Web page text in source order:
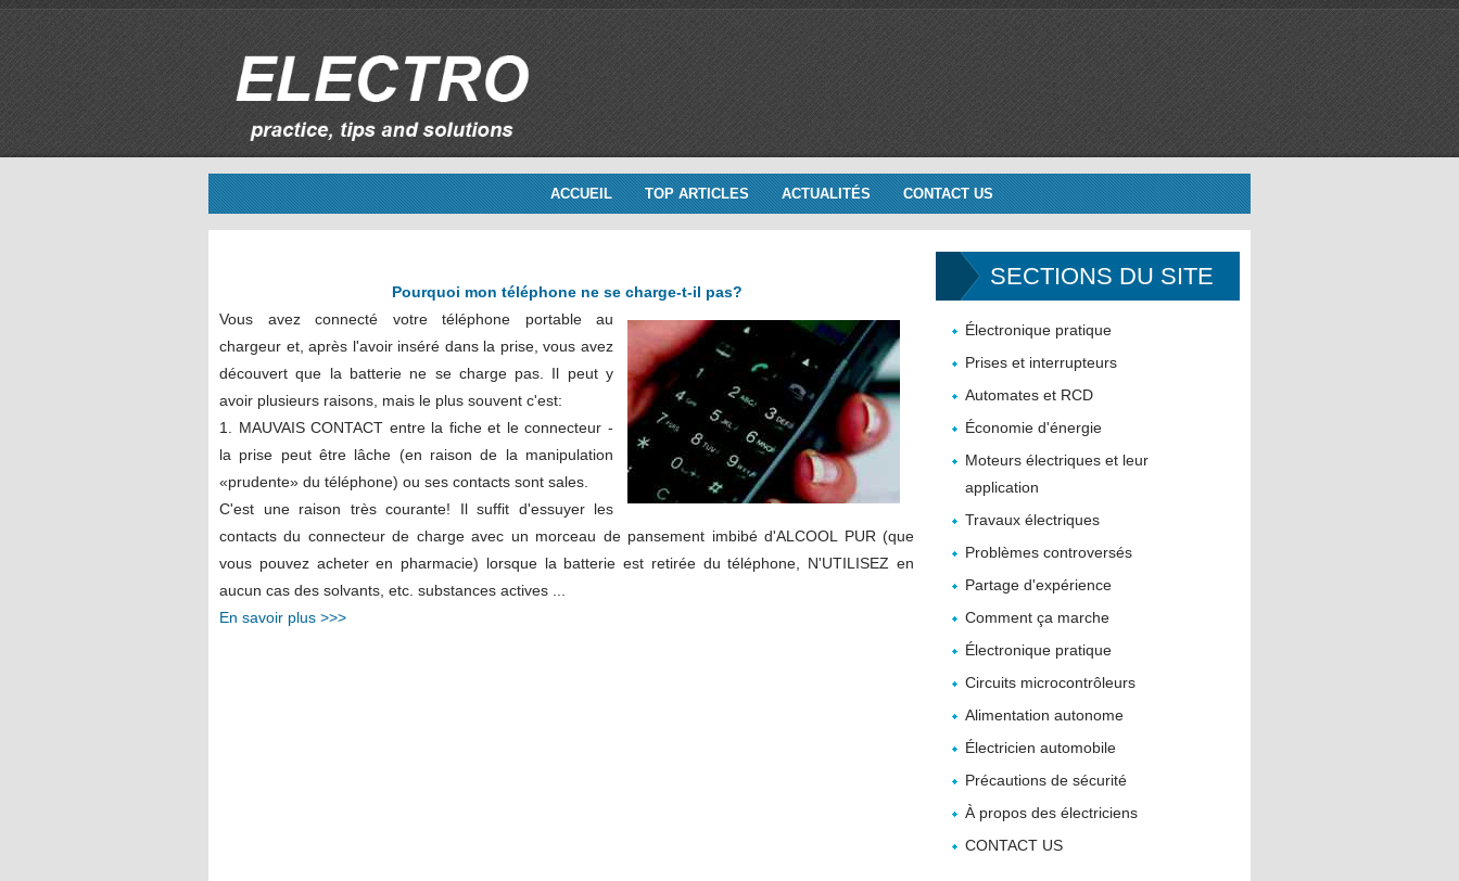
ACCUEIL TOP ARTICLES ACTUALITÉS CONTACT US
Pourquoi mon téléphone ne se charge-t-il pas?
Vous avez connecté votre téléphone portable au
chargeur et, après l'avoir inséré dans la prise, vous avez
découvert que la batterie ne se charge pas. Il peut y
avoir plusieurs raisons, mais le plus souvent c'est:
1. MAUVAIS CONTACT entre la fiche et le connecteur -
la prise peut être lâche (en raison de la manipulation
«prudente» du téléphone) ou ses contacts sont sales.
C'est une raison très courante! Il suffit d'essuyer les
contacts du connecteur de charge avec un morceau de pansement imbibé d'ALCOOL PUR (que
vous pouvez acheter en pharmacie) lorsque la batterie est retirée du téléphone, N'UTILISEZ en
aucun cas des solvants, etc. substances actives ...
En savoir plus >>>
SECTIONS DU SITE
Électronique pratique
Prises et interrupteurs
Automates et RCD
Économie d'énergie
Moteurs électriques et leur
application
Travaux électriques
Problèmes controversés
Partage d'expérience
Comment ça marche
Électronique pratique
Circuits microcontrôleurs
Alimentation autonome
Électricien automobile
Précautions de sécurité
À propos des électriciens
CONTACT US